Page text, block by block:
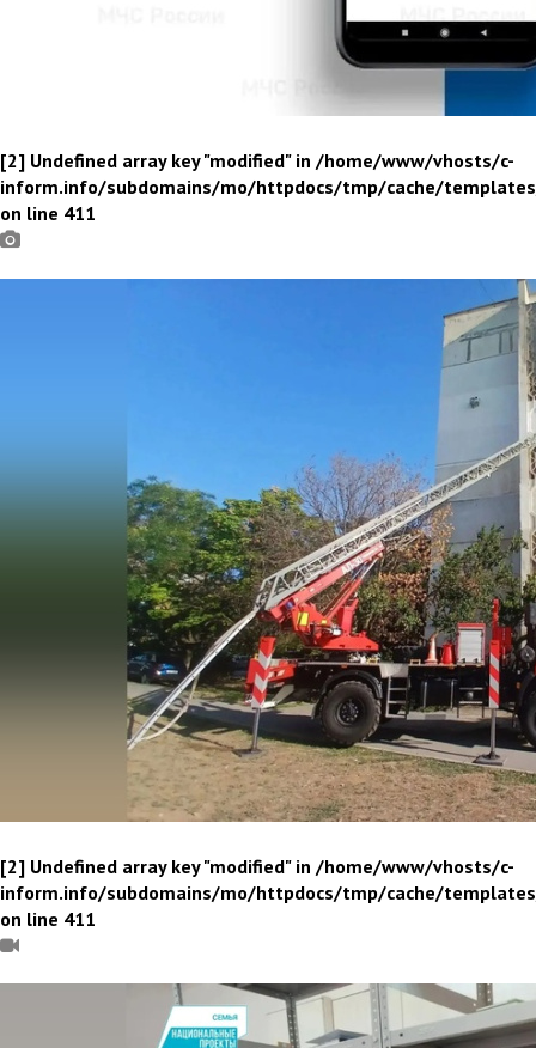
[2] Undefined array key "modified" in /home/www/vhosts/c-
inform.info/subdomains/mo/httpdocs/tmp/cache/
on line 411
[2] Undefined array key "modified" in /home/www/vhosts/c-
inform.info/subdomains/mo/httpdocs/tmp/cache/
on line 411